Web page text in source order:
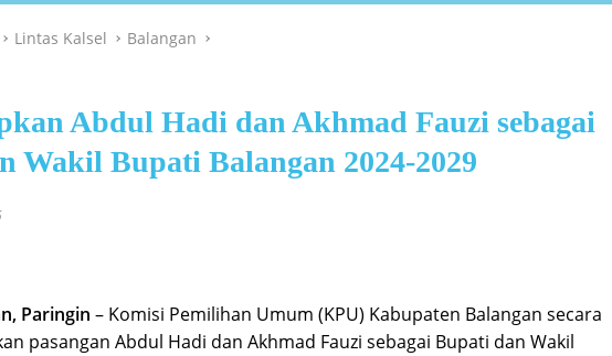
Lintas Kalsel Balangan
Abdul Hadi dan Akhmad Fauzi sebagai
Wakil Bupati Balangan 2024-2029
Paringin – Komisi Pemilihan Umum (KPU) Kabupaten Balangan secara
pasangan Abdul Hadi dan Akhmad Fauzi sebagai Bupati dan Wakil